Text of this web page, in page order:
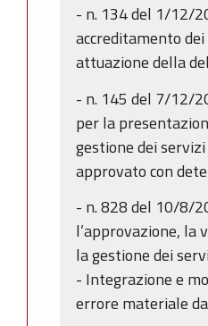
- n. 134 del 1/12/
accreditamento
attuazione della
- n. 145 del 7/12/
per la
gestione dei
approvato con
- n. 828 del 10/8/
l’approvazione, la
la gestione dei
- Integrazione e
errore materiale